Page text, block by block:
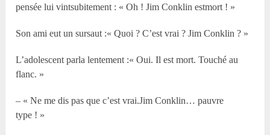
pensée lui vintsubitement : « Oh ! Jim Conklin estmort ! »
Son ami eut un sursaut :« Quoi ? C’est vrai ? Jim Conklin ? »
L’adolescent parla lentement :« Oui. Il est mort. Touché au
flanc. »
– « Ne me dis pas que c’est vrai.Jim Conklin… pauvre
type ! »